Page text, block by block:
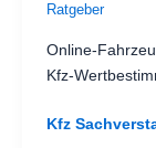
Ratgeber
Online-
Kfz-
Kfz